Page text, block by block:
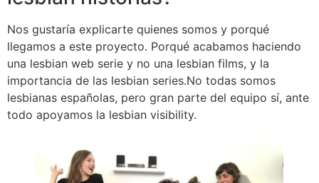
Nos gustaría explicarte quienes somos y porqué
llegamos a este proyecto. Porqué acabamos haciendo
una lesbian web serie y no una lesbian films, y la
importancia de las lesbian series.No todas somos
lesbianas españolas, pero gran parte del equipo sí, ante
todo apoyamos la lesbian visibility.